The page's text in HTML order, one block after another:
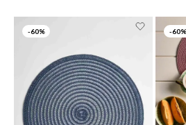
-60% -60%